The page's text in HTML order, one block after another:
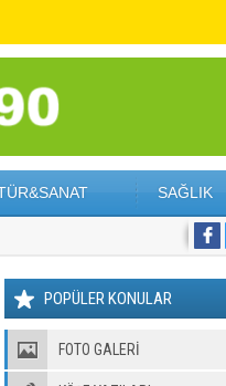
SAĞLIK
POPÜLER KONULAR
FOTO GALERI